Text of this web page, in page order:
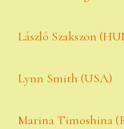
László Szakszon
Lynn Smith (USA)
Marina Timoshina